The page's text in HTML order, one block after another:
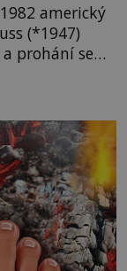
americký
(*1947)
prohání se
ze
to Dreyfuss
Tímto